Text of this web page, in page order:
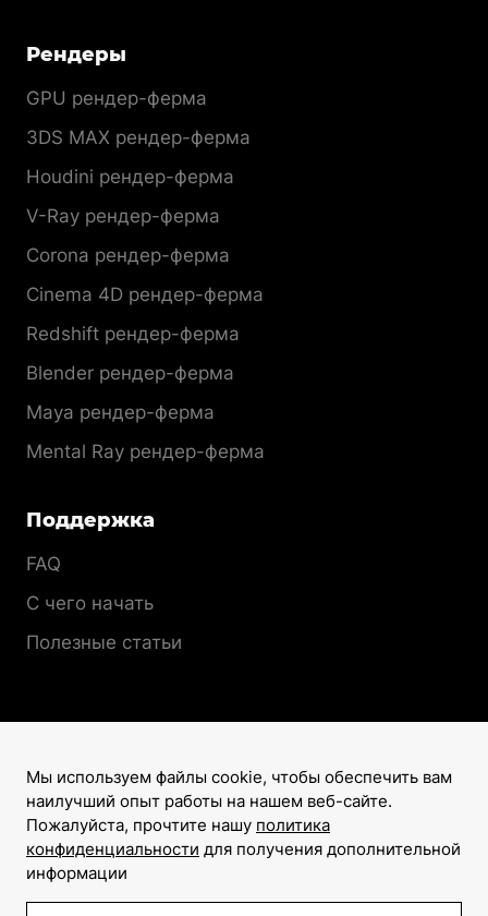
Рендеры
GPU рендер-ферма
3DS MAX рендер-ферма
Houdini рендер-ферма
V-Ray рендер-ферма
Corona рендер-ферма
Cinema 4D рендер-ферма
Redshift рендер-ферма
Blender рендер-ферма
Maya рендер-ферма
Mental Ray рендер-ферма
Поддержка
FAQ
С чего начать
Полезные статьи
Лицензионный договор
Политика конфиденциальности
Все права защищены
Мы используем файлы cookie, чтобы обеспечить вам
наилучший опыт работы на нашем веб-сайте.
Пожалуйста, прочтите нашу политика
конфиденциальности для получения дополнительной
информации